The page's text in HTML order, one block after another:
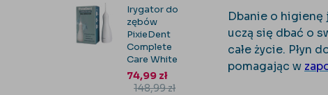
Irygator do
zębów
PixieDent
Complete
Care White
74,99 zł
148,99zł
Dbanie o
uczą się dbać o
całe życie. Płyn
pomagając w